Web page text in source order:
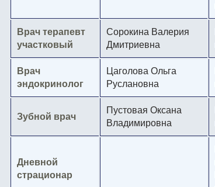
Врач терапевт
участковый
Сорокина Валерия
Дмитриевна
Врач
эндокринолог
Цаголова Ольга
Руслановна
Зубной врач
Пустовая Оксана
Владимировна
Дневной
страционар